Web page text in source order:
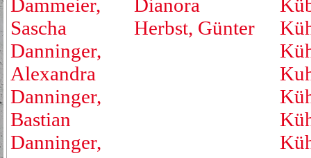
Dammeier,
Sascha
Danninger,
Alexandra
Danninger,
Bastian
Danninger,
Dianora
Herbst, Günter